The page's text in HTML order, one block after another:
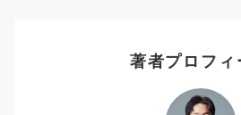
著者プロフィ